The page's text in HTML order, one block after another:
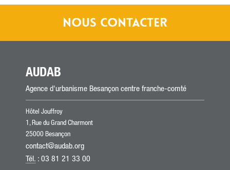
NOUS CONTACTER
AUDAB
Agence d'urbanisme Besançon centre franche-comté
Hôtel Jouffroy
1, Rue du Grand Charmont
25000 Besançon
contact@audab.org
Tél. : 03 81 21 33 00